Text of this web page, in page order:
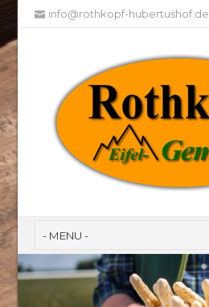
info@rothkopf-hubertushof.de